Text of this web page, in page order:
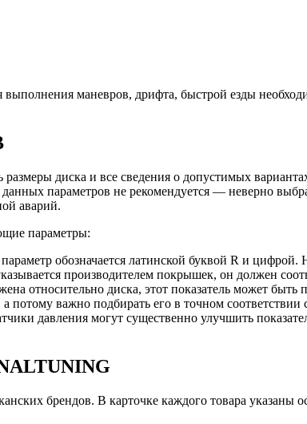
маневров, дрифта, быстрой езды
диска и все сведения о допустимых
параметров не рекомендуется — неверно
аварий.
параметры:
обозначается латинской буквой R и
производителем покрышек, он должен
относительно диска, этот показатель может
важно подбирать его в точном соответствии
давления могут существенно улучшить
брендов. В карточке каждого товара указаны